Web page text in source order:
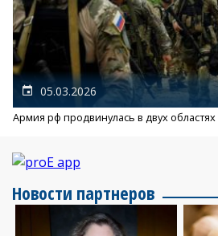
05.03.2026
Армия рф продвинулась в двух областях
Новости партнеров